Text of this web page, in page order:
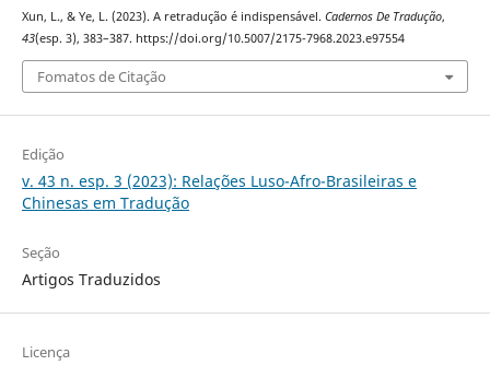
Xun, L., & Ye, L. (2023). A retradução é indispensável. Cadernos De Tradução,
43(esp. 3), 383–387. https://doi.org/10.5007/2175-7968.2023.e97554
Fomatos de Citação
Edição
v. 43 n. esp. 3 (2023): Relações Luso-Afro-Brasileiras e
Chinesas em Tradução
Seção
Artigos Traduzidos
Licença